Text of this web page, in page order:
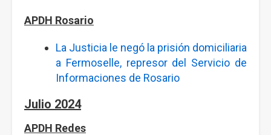
APDH Rosario
La Justicia le negó la prisión domiciliaria
a Fermoselle, represor del Servicio de
Informaciones de Rosario
Julio 2024
APDH Redes